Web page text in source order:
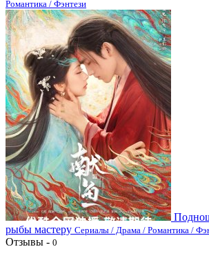
Романтика / Фэнтези
рыбы мастеру Сериалы / Драма / Романтика /
Отзывы - 0